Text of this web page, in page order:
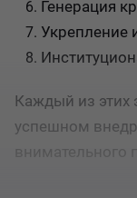
Генерация
Укрепление
Каждый из этих
успешном
внимательного